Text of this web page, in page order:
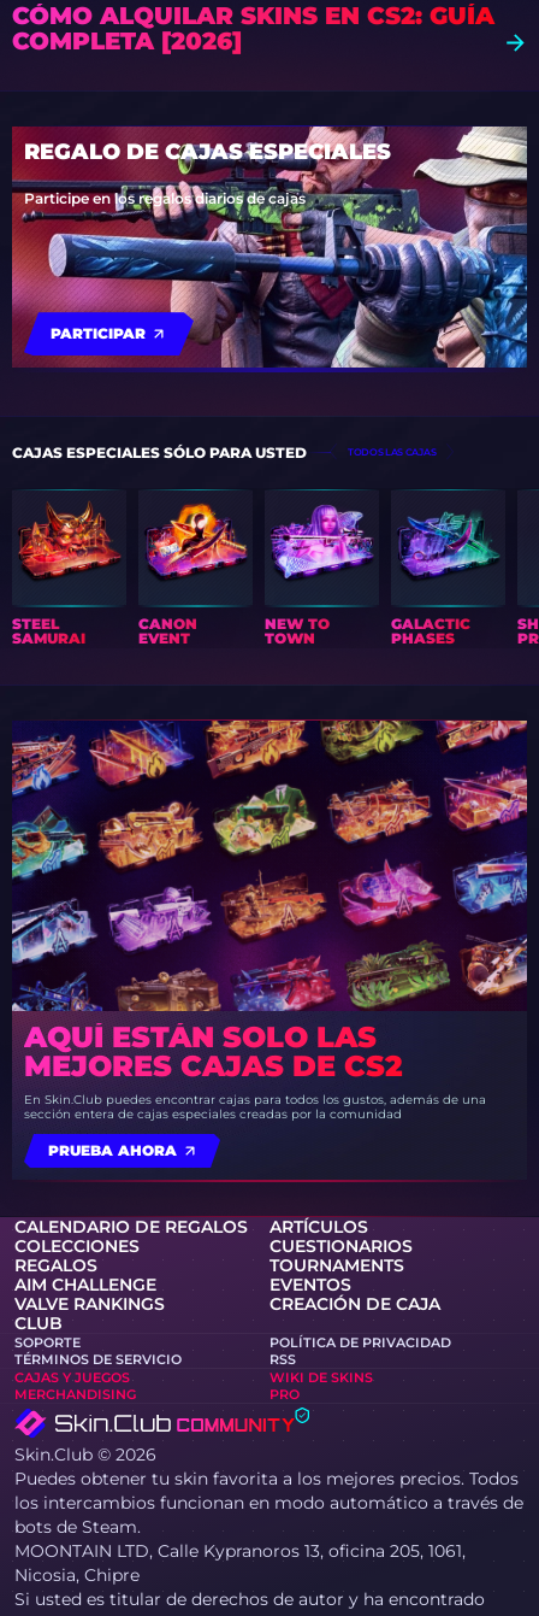
CÓMO ALQUILAR SKINS EN CS2: GUÍA
COMPLETA [2026]
REGALO DE CAJAS ESPECIALES
Participe en los regalos diarios de cajas
PARTICIPAR
CAJAS ESPECIALES SÓLO PARA USTED TODOS LAS CAJAS
STEEL
SAMURAI
CANON
EVENT
NEW TO
TOWN
GALACTIC
PHASES
AQUÍ ESTÁN SOLO LAS
MEJORES CAJAS DE CS2
En Skin.Club puedes encontrar cajas para todos los gustos, además de una
sección entera de cajas especiales creadas por la comunidad
PRUEBA AHORA
CALENDARIO DE REGALOS
ARTÍCULOS
COLECCIONES
CUESTIONARIOS
REGALOS
TOURNAMENTS
AIM CHALLENGE
EVENTOS
VALVE RANKINGS
CREACIÓN DE CAJA
CLUB
SOPORTE
POLÍTICA DE PRIVACIDAD
TÉRMINOS DE SERVICIO
RSS
CAJAS Y JUEGOS
WIKI DE SKINS
MERCHANDISING
PRO
Skin.Club © 2026
Puedes obtener tu skin favorita a los mejores precios. Todos
los intercambios funcionan en modo automático a través de
bots de Steam.
MOONTAIN LTD, Calle Kypranoros 13, oficina 205, 1061,
Nicosia, Chipre
Si usted es titular de derechos de autor y ha encontrado